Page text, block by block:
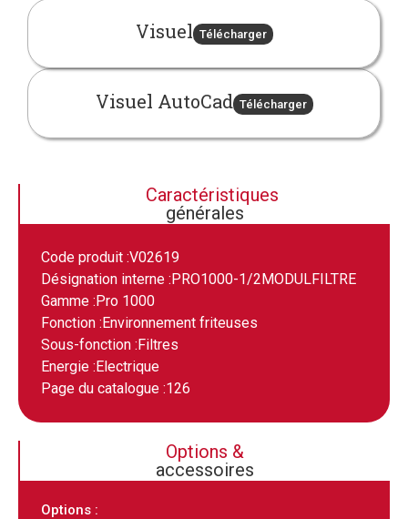
Visuel Télécharger
Visuel AutoCad Télécharger
Caractéristiques
générales
Code produit :V02619
Désignation interne :PRO1000-1/2MODULFILTRE
Gamme :Pro 1000
Fonction :Environnement friteuses
Sous-fonction :Filtres
Energie :Electrique
Page du catalogue :126
Options &
accessoires
Options :